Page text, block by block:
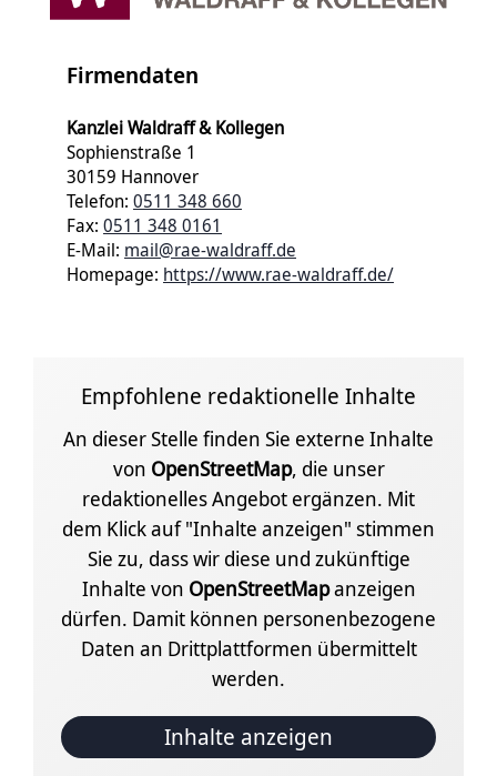
Firmendaten
Kanzlei Waldraff & Kollegen
Sophienstraße 1
30159 Hannover
Telefon: 0511 348 660
Fax: 0511 348 0161
E-Mail: mail@rae-waldraff.de
Homepage: https://www.rae-waldraff.de/
Empfohlene redaktionelle Inhalte
An dieser Stelle finden Sie externe Inhalte
von OpenStreetMap, die unser
redaktionelles Angebot ergänzen. Mit
dem Klick auf "Inhalte anzeigen" stimmen
Sie zu, dass wir diese und zukünftige
Inhalte von OpenStreetMapanzeigen
dürfen. Damit können personenbezogene
Daten an Drittplattformen übermittelt
werden.
Inhalte anzeigen